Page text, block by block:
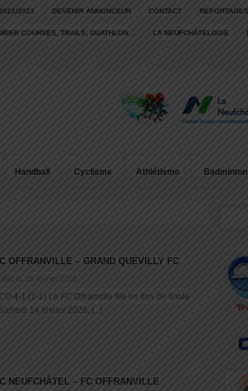
2023 DEVENIR ANNONCEUR CONTACT
COURSES, TRAILS, DUATHLON… LA NEUFCHÂTELOISE
Handball Cyclisme Athlétisme Badminton
OFFRANVILLE – GRAND QUEVILLY FC
le: 15 février 2026
4-1 (1-1) Le FC Offranville file en 8es de finale
14 février 2026, [...]
NEUFCHÂTEL – FC OFFRANVILLE